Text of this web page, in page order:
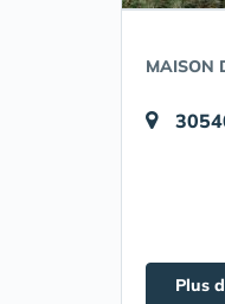
MAISON
Plus